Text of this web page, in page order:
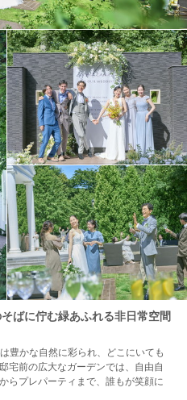
ばに佇む緑あふれる非日常空間
豊かな自然に彩られ、どこにいても
宅前の広大なガーデンでは、自由自
らプレパーティまで、誰もが笑顔に